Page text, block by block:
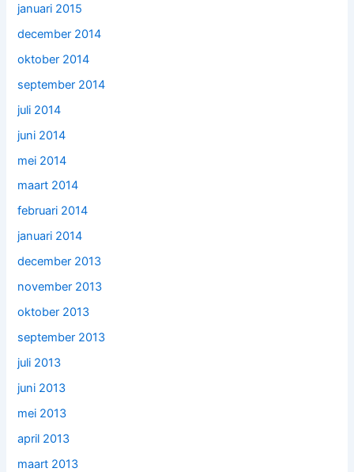
januari 2015
december 2014
oktober 2014
september 2014
juli 2014
juni 2014
mei 2014
maart 2014
februari 2014
januari 2014
december 2013
november 2013
oktober 2013
september 2013
juli 2013
juni 2013
mei 2013
april 2013
maart 2013